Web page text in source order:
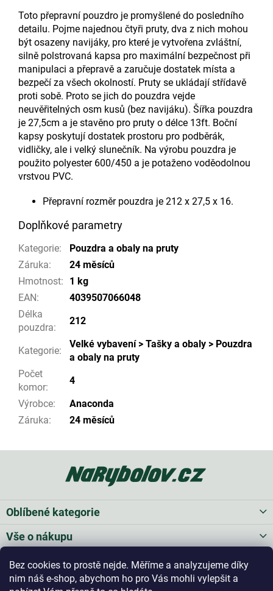
Bez cookies to prostě nejde. Měříme a analyzujeme díky
nim náš e-shop, abychom ho pro Vás mohli vylepšit a
Toto přepravní pouzdro je promyšlené do posledního
detailu. Pojme najednou čtyři pruty, dva z nich mohou
být osazeny navijáky, pro které je vytvořena zvláštní,
silně polstrovaná kapsa pro maximální bezpečnost při
manipulaci a přepravě a zaručuje dostatek místa a
bezpečí za všech okolností. Pruty se ukládají střídavě
proti sobě. Proto se jich do pouzdra vejde
neuvěřitelných osm kusů (bez navijáku). Šířka pouzdra
je 27,5cm a je stavěno pro pruty o délce 13ft. Boční
kapsy poskytují dostatek prostoru pro podběrák,
vidličky, ale i velký slunečník. Na výrobu pouzdra je
použito polyester 600/450 a je potaženo voděodolnou
vrstvou PVC.
Přepravní rozměr pouzdra je 212 x 27,5 x 16.
Doplňkové parametry
Kategorie:
Pouzdra a obaly na pruty
Záruka:
24 měsíců
Hmotnost:
1 kg
EAN:
4039507066048
Délka
pouzdra:
212
Kategorie:
Velké vybavení > Tašky a obaly > Pouzdra
a obaly na pruty
Počet
komor:
4
Výrobce:
Anaconda
Záruka: 24 měsíců
Oblíbené kategorie
Vše o nákupu
Kontakt